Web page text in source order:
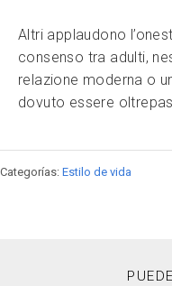
Altri applaudono
consenso tra adulti,
relazione moderna o
dovuto essere
Categorías: Estilo de vida